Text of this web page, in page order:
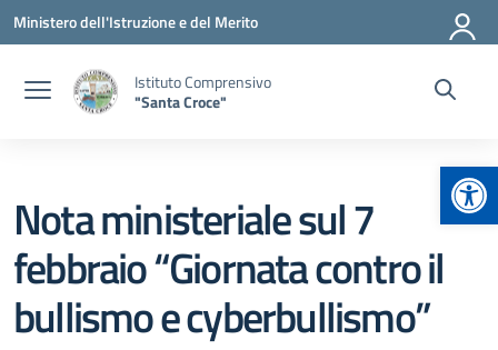
Vai ai contenuti
Vai al menu di navigazione
Vai al footer
Ministero dell'Istruzione e del Merito
Istituto Comprensivo
"Santa Croce"
Nota ministeriale sul 7
febbraio “Giornata contro il
bullismo e cyberbullismo”